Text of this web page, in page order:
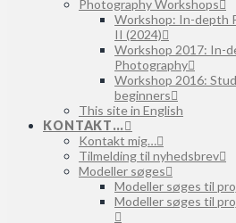
Photography Workshops
Workshop: In-depth
II (2024)
Workshop 2017: In-
Photography
Workshop 2016:
beginners
This site in English
KONTAKT…
Kontakt mig…
Tilmelding til nyhedsbrev
Modeller søges
Modeller søges til
Modeller søges til